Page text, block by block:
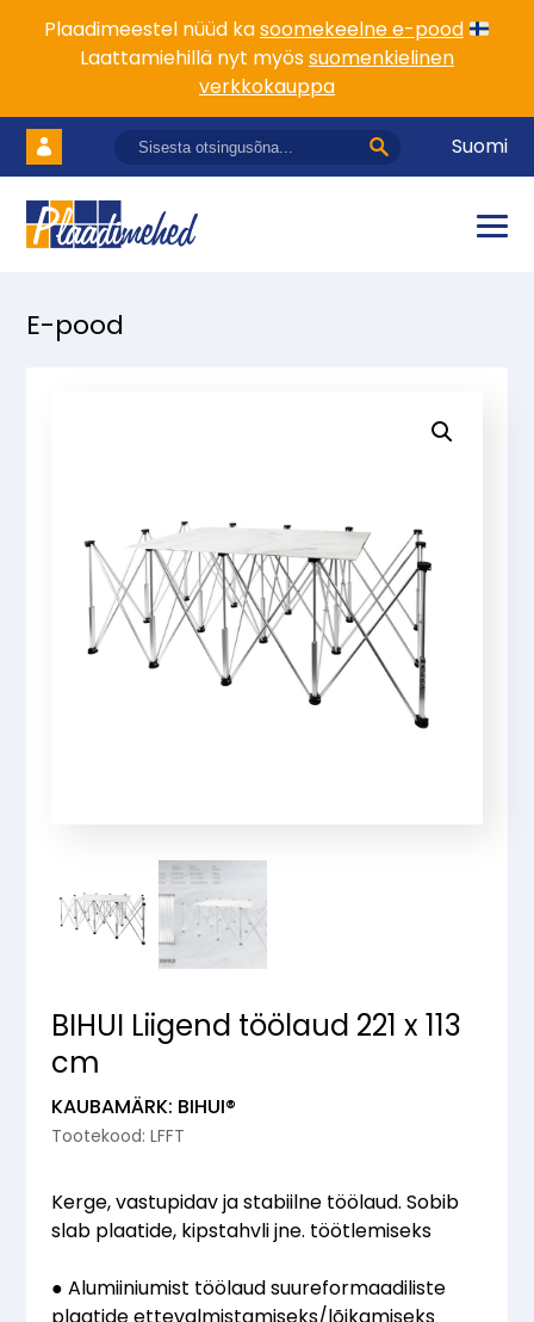
Plaadimeestel nüüd kasoomekeelne e-pood
Laattamiehillä nyt myössuomenkielinen
verkkokauppa
Suomi
E-pood
BIHUI Liigend töölaud 221 x 113
cm
KAUBAMÄRK: BIHUI®
Tootekood: LFFT
Kerge, vastupidav ja stabiilne töölaud. Sobib
slab plaatide, kipstahvli jne. töötlemiseks
● Alumiiniumist töölaud suureformaadiliste
plaatide ettevalmistamiseks/lõikamiseks